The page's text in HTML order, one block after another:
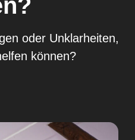
oder Unklarheiten,
können?